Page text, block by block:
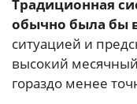
Традиционная
обычно была бы
ситуацией и
высокий
гораздо менее